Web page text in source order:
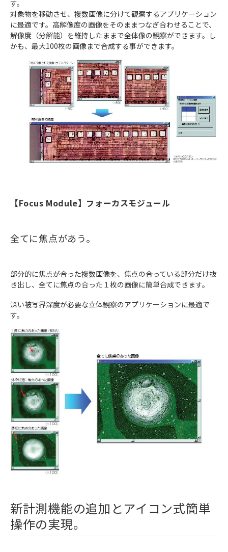
す。
対象物を移動させ、複数画像に分けて観察するアプリケーション
に最適です。高解像度の画像をそのままつなぎ合わせることで、
解像度（分解能）を維持したままで全体像の観察ができます。し
かも、最大100枚の画像まで合成する事ができます。
【Focus Module】フォーカスモジュール
全てに焦点があう。
部分的に焦点が合った複数画像を、焦点の合っている部分だけ抜
き出し、全てに焦点の合った１枚の画像に簡単合成できます。
深い被写界深度が必要な立体観察のアプリケーションに最適で
す。
新計測機能の追加とアイコン式簡単
操作の実現。